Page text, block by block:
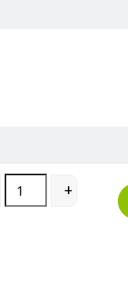
Höj- och sänkbart
+